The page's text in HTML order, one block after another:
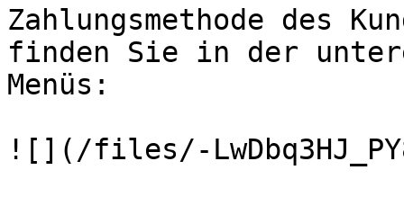
Zahlungsmethode des
finden Sie in der
Menüs:
![](/files/-